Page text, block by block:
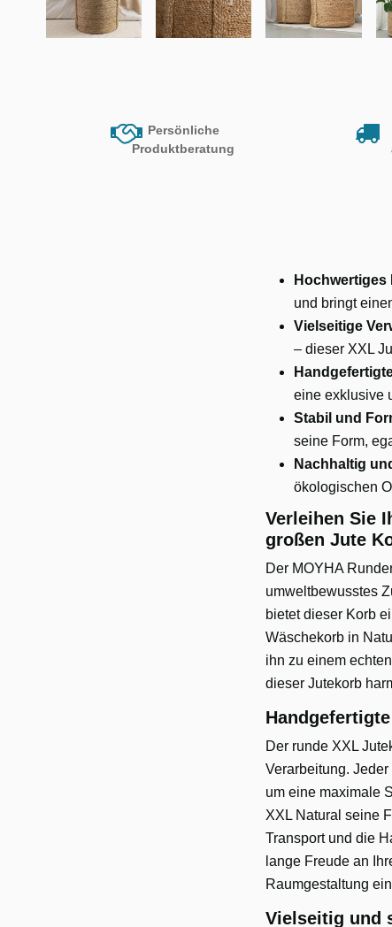
Persönliche
Produktberatung
Hochwertiges
und bringt
Vielseitige
– dieser XXL
eine exklusive
Stabil und
seine Form,
Nachhaltig
ökologischen
Verleihen Sie
großen Jute
Der MOYHA
umweltbewusstes
bietet dieser Korb
Wäschekorb in
ihn zu einem
dieser Jutekorb
Der runde XXL
Verarbeitung.
um eine maximale
XXL Natural seine
Transport und die
lange Freude an
Raumgestaltung
Vielseitig und